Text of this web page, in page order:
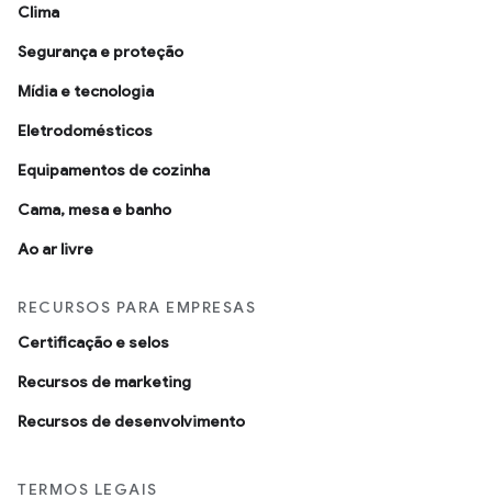
Clima
Segurança e proteção
Mídia e tecnologia
Eletrodomésticos
Equipamentos de cozinha
Cama, mesa e banho
Ao ar livre
RECURSOS PARA EMPRESAS
Certificação e selos
Recursos de marketing
Recursos de desenvolvimento
TERMOS LEGAIS